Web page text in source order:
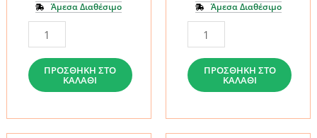
Άμεσα Διαθέσιμο
Θήκη
Samsung
Galaxy
A36
A56
ΠΡΟΣΘΉΚΗ ΣΤΟ
ΚΑΛΆΘΙ
Άμεσα Διαθέσιμο
Θήκη
Samsung
Galaxy
A36
/
ΠΡΟΣΘΉΚΗ ΣΤΟ
ΚΑΛΆΘΙ